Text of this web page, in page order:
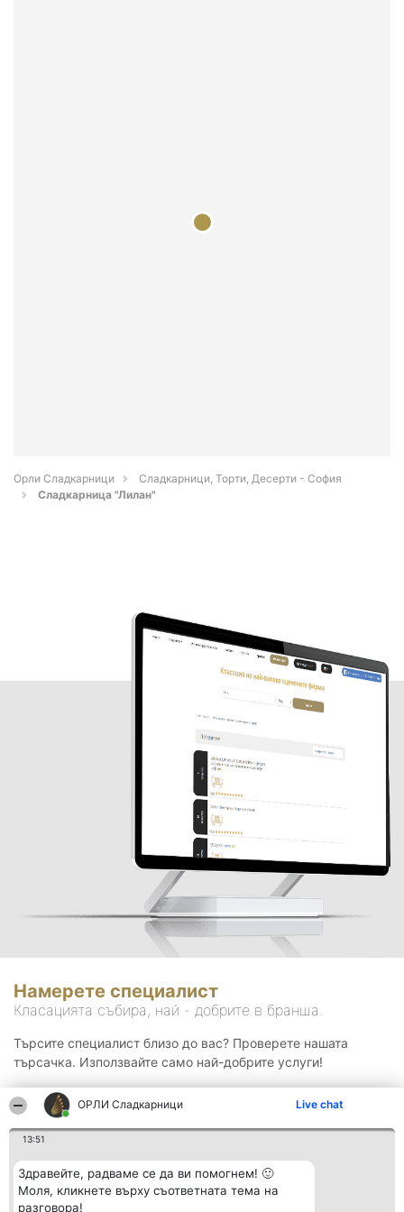
ОРЛИ Сладкарници Live chat
13:51
Здравейте, радваме се да ви помогнем! 🙂
Моля, кликнете върху съответната тема на
разговора!
Орли Сладкарници
Сладкарници, Торти, Десерти - София
Сладкарница "Лилан"
Намерете специалист
Класацията събира, най - добрите в бранша.
Търсите специалист близо до вас? Проверете нашата
търсачка. Използвайте само най-добрите услуги!